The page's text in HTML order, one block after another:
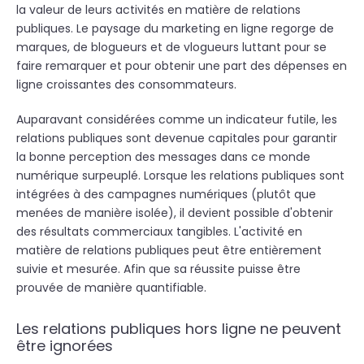
la valeur de leurs activités en matière de relations
publiques. Le paysage du marketing en ligne regorge de
marques, de blogueurs et de vlogueurs luttant pour se
faire remarquer et pour obtenir une part des dépenses en
ligne croissantes des consommateurs.
Auparavant considérées comme un indicateur futile, les
relations publiques sont devenue capitales pour garantir
la bonne perception des messages dans ce monde
numérique surpeuplé. Lorsque les relations publiques sont
intégrées à des campagnes numériques (plutôt que
menées de manière isolée), il devient possible d'obtenir
des résultats commerciaux tangibles. L'activité en
matière de relations publiques peut être entièrement
suivie et mesurée. Afin que sa réussite puisse être
prouvée de manière quantifiable.
Les relations publiques hors ligne ne peuvent
être ignorées